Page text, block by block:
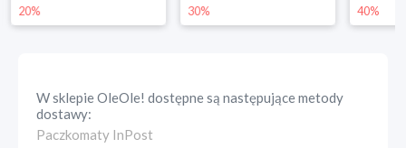
30% 40% 25%
W sklepieOleOle! dostępne są następujące metody
dostawy:
Paczkomaty InPost